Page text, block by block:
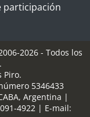
participación
2026 - Todos los
Piro.
5346433
Argentina |
4922| E-mail: